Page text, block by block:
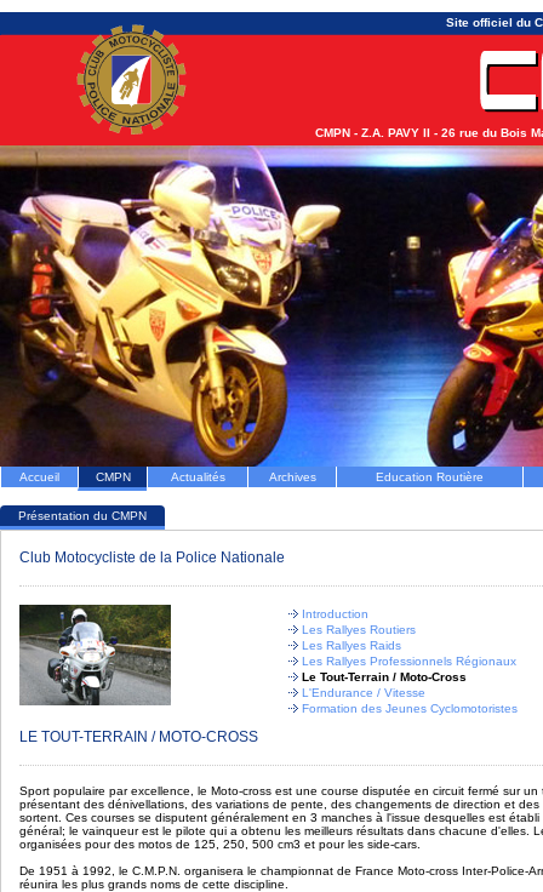
Site officiel du
CMPN - Z.A. PAVY II - 26 rue du Bois
Accueil CMPN Actualités Archives Education Routière
Présentation du CMPN
Club Motocycliste de la Police Nationale
Introduction
Les Rallyes Routiers
Les Rallyes Raids
Les Rallyes Professionnels Régionaux
Le Tout-Terrain / Moto-Cross
L'Endurance / Vitesse
Formation des Jeunes Cyclomotoristes
LE TOUT-TERRAIN / MOTO-CROSS
Sport populaire par excellence, le Moto-cross est une course disputée en circuit fermé sur un
présentant des dénivellations, des variations de pente, des changements de direction et
sortent. Ces courses se disputent généralement en 3 manches à l'issue desquelles est établi
général; le vainqueur est le pilote qui a obtenu les meilleurs résultats dans chacune d'elles.
organisées pour des motos de 125, 250, 500 cm3 et pour les side-cars.
De 1951 à 1992, le C.M.P.N. organisera le championnat de France Moto-cross Inter-Police-
réunira les plus grands noms de cette discipline.